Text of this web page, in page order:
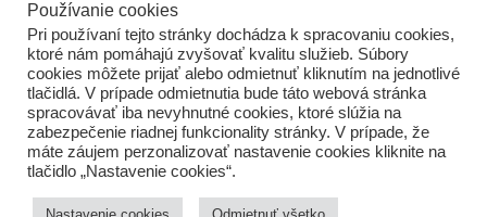
Domov O nás Kontakt Vydavateľ
Podmienky používania
Ochrana súkromia Štatút súťaží
Používanie cookies
Pri používaní tejto stránky dochádza k spracovaniu cookies,
ktoré nám pomáhajú zvyšovať kvalitu služieb. Súbory
cookies môžete prijať alebo odmietnuť kliknutím na jednotlivé
tlačidlá. V prípade odmietnutia bude táto webová stránka
spracovávať iba nevyhnutné cookies, ktoré slúžia na
zabezpečenie riadnej funkcionality stránky. V prípade, že
máte záujem perzonalizovať nastavenie cookies kliknite na
tlačidlo „Nastavenie cookies“.